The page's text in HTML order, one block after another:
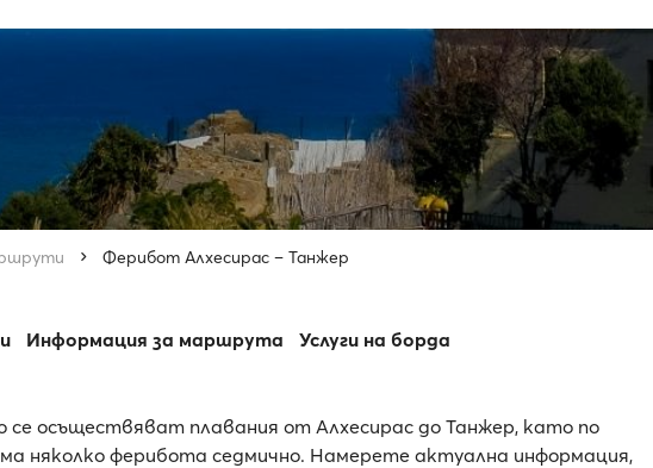
Ферибот Алхесирас – Танжер
Информация за маршрута Услуги на борда
се осъществяват плавания от Алхесирас до Танжер, като по
няколко ферибота седмично. Намерете актуална информация,